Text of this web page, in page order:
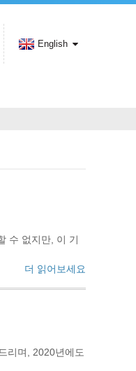
English
수 없지만, 이 기
더 읽어보세요
리며, 2020년에도